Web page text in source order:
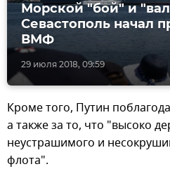
29 июля 2018, 09:59
Морской "бой" и
Севастополь начал
ВМФ
Кроме того, Путин
а также за то, что "высоко
неустрашимого и
флота".